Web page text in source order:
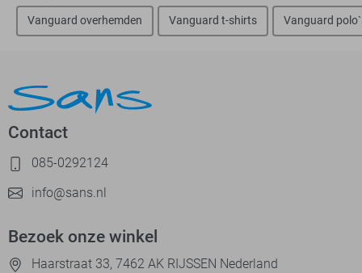
Vanguard overhemden Vanguard t-shirts Vanguard
Contact
085-0292124
info@sans.nl
Bezoek onze winkel
Haarstraat 33, 7462 AK RIJSSEN Nederland